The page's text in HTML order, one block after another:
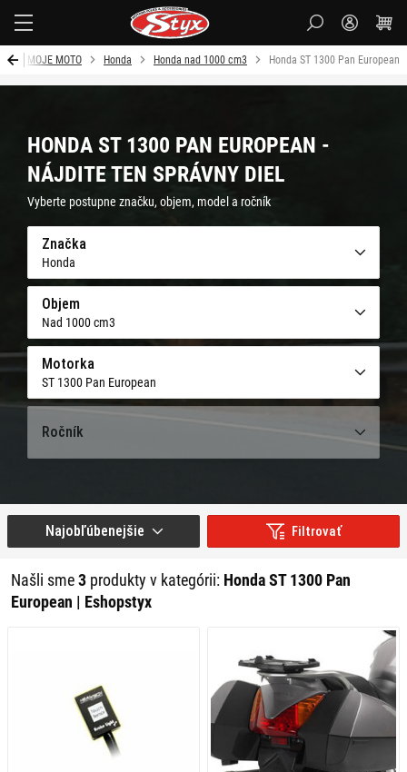
MOJE MOTO Honda Honda nad 1000 cm3 Honda ST 1300 Pan European
HONDA ST 1300 PAN EUROPEAN -
NÁJDITE TEN SPRÁVNY DIEL
Vyberte postupne značku, objem, model a ročník
Značka
Honda
Objem
Nad 1000 cm3
Motorka
ST 1300 Pan European
Ročník
Filtrovať
Našli sme3 produkty v kategórii: Honda ST 1300 Pan
European | Eshopstyx
Najobľúbenejšie